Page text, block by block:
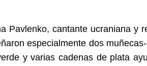
Pavlenko, cantante ucraniana y
especialmente dos
y varias cadenas de plata